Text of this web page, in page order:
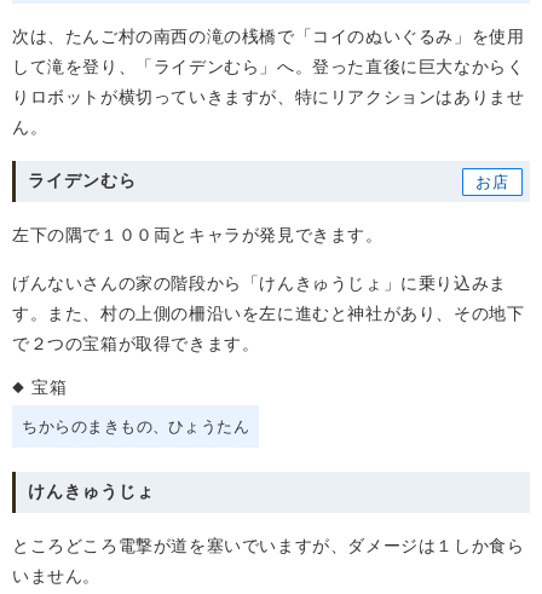
次は、たんご村の南西の滝の桟橋で「コイのぬいぐるみ」を使用
して滝を登り、「ライデンむら」へ。登った直後に巨大なからく
りロボットが横切っていきますが、特にリアクションはありませ
ん。
ライデンむら
左下の隅で１００両とキャラが発見できます。
げんないさんの家の階段から「けんきゅうじょ」に乗り込みま
す。また、村の上側の柵沿いを左に進むと神社があり、その地下
で２つの宝箱が取得できます。
宝箱
ちからのまきもの ひょうたん
けんきゅうじょ
ところどころ電撃が道を塞いでいますが、ダメージは１しか食ら
いません。